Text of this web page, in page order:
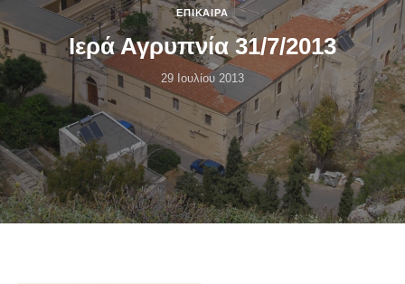
ΕΠΊΚΑΙΡΑ
Ιερά Αγρυπνία 31/7/2013
29 Ιουλίου 2013